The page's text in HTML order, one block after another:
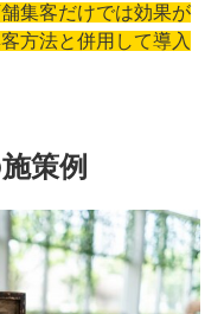
集客だけでは効果が
方法と併用して導入
策例